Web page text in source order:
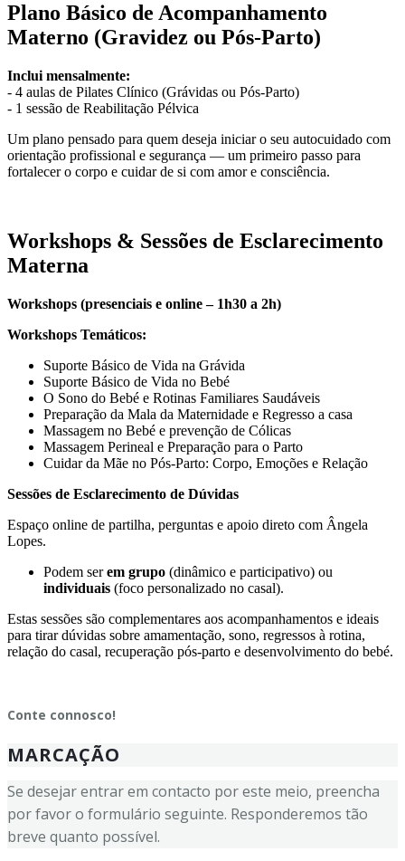
Plano Básico de Acompanhamento
Materno (Gravidez ou Pós-Parto)
Inclui mensalmente:
- 4 aulas de Pilates Clínico (Grávidas ou Pós-Parto)
- 1 sessão de Reabilitação Pélvica
Um plano pensado para quem deseja iniciar o seu autocuidado com
orientação profissional e segurança — um primeiro passo para
fortalecer o corpo e cuidar de si com amor e consciência.
Workshops & Sessões de Esclarecimento
Materna
Workshops (presenciais e online – 1h30 a 2h)
Workshops Temáticos:
Suporte Básico de Vida na Grávida
Suporte Básico de Vida no Bebé
O Sono do Bebé e Rotinas Familiares Saudáveis
Preparação da Mala da Maternidade e Regresso a casa
Massagem no Bebé e prevenção de Cólicas
Massagem Perineal e Preparação para o Parto
Cuidar da Mãe no Pós-Parto: Corpo, Emoções e Relação
Sessões de Esclarecimento de Dúvidas
Espaço online de partilha, perguntas e apoio direto com Ângela
Lopes.
Podem serem grupo (dinâmico e participativo) ou
individuais (foco personalizado no casal).
Estas sessões são complementares aos acompanhamentos e ideais
para tirar dúvidas sobre amamentação, sono, regressos à rotina,
relação do casal, recuperação pós-parto e desenvolvimento do bebé.
Conte connosco!
MARCAÇÃO
Se desejar entrar em contacto por este meio, preencha
por favor o formulário seguinte. Responderemos tão
breve quanto possível.